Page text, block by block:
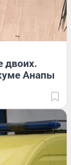
двоих.
Анапы